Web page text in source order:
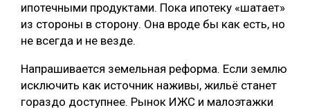
ипотечными продуктами. Пока ипотеку «шатает»
из стороны в сторону. Она вроде бы как есть, но
не всегда и не везде.
Напрашивается земельная реформа. Если землю
исключить как источник наживы, жильё станет
гораздо доступнее. Рынок ИЖС и малоэтажки